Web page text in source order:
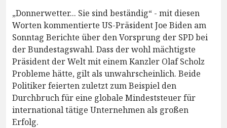
„Donnerwetter... Sie sind beständig“ - mit diesen
Worten kommentierte US-Präsident Joe Biden am
Sonntag Berichte über den Vorsprung der SPD bei
der Bundestagswahl. Dass der wohl mächtigste
Präsident der Welt mit einem Kanzler Olaf Scholz
Probleme hätte, gilt als unwahrscheinlich. Beide
Politiker feierten zuletzt zum Beispiel den
Durchbruch für eine globale Mindeststeuer für
international tätige Unternehmen als großen
Erfolg.